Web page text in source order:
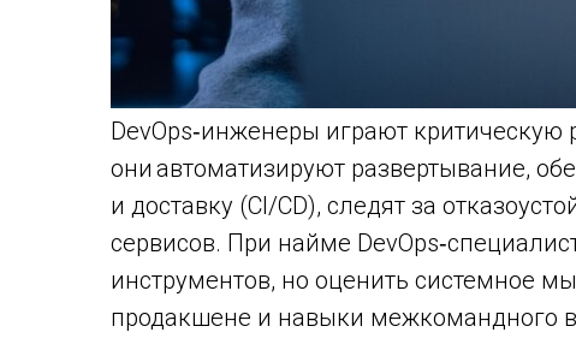
DevOps‑инженеры играют критическую
они автоматизируют развертывание,
и доставку (CI/CD), следят за
сервисов. При найме
инструментов, но оценить системное
продакшене и навыки межкомандного